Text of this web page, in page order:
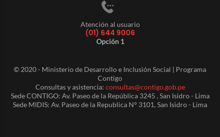
Atención al usuario
(01) 644 9006
Opción 1
© 2020 - Ministerio de Desarrollo e Inclusión Social | Programa
Contigo
Consultas y asistencia: consultas@contigo.gob.pe
Sede CONTIGO: Av. Paseo de la República 3245 , San Isidro - Lima
Sede MIDIS: Av. Paseo de la Republica N° 3101, San Isidro - Lima